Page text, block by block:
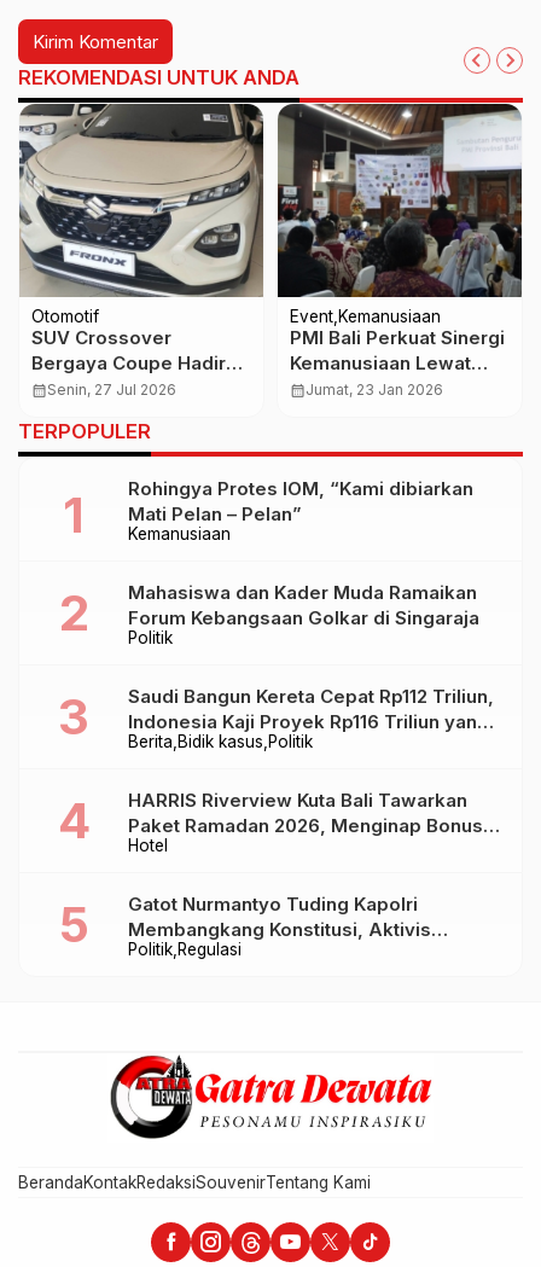
REKOMENDASI UNTUK ANDA
Otomotif
SUV Crossover
Bergaya Coupe Hadir
dengan Teknologi Mild
Keselamatan Modern
calendar_monthSenin, 27 Jul 2026
Event Kemanusiaan
PMI Bali Perkuat Sinergi
Kemanusiaan Lewat
Partners Gathering
calendar_monthJumat, 23 Jan 2026
TERPOPULER
Kemanusiaan
Rohingya Protes IOM, “Kami dibiarkan
Mati Pelan – Pelan”
Politik
Mahasiswa dan Kader Muda Ramaikan
Forum Kebangsaan Golkar di Singaraja
Berita Bidik kasus Politik
Saudi Bangun Kereta Cepat Rp112 Triliun,
Indonesia Kaji Proyek Rp116 Triliun yang
Baru Sampai Bandung
Hotel
HARRIS Riverview Kuta Bali Tawarkan
Paket Ramadan 2026, Menginap Bonus
Takjil hingga Bukber Mulai Rp88.888
Politik Regulasi
Gatot Nurmantyo Tuding Kapolri
Membangkang Konstitusi, Aktivis
Tegaskan Polri Tak Punya Sejarah
BerandaKontakRedaksiSouvenirTentang Kami